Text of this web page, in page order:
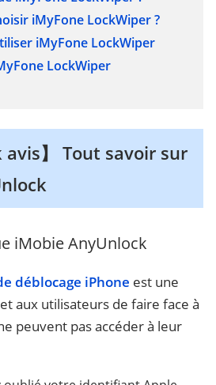
iMyFone LockWiper ?
iMyFone LockWiper
LockWiper
avis】 Tout savoir sur
iMobie AnyUnlock
déblocage iPhone est une
aux utilisateurs de faire face à
peuvent pas accéder à leur